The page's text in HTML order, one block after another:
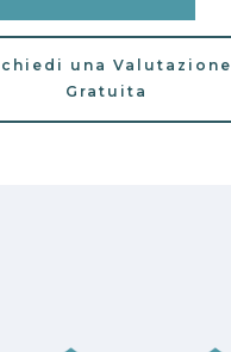
una Valutazione
Gratuita